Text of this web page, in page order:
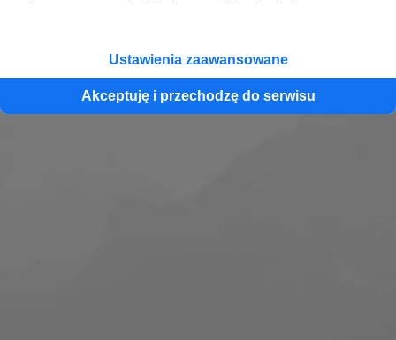
Ustawienia zaawansowane
Akceptuję i przechodzę do serwisu